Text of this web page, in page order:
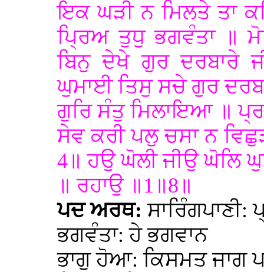
ਇਕ ਘੜੀ ਨ ਮਿਲਤੇ ਤਾ
ਪ੍ਰਿਅ ਤੁਧੁ ਭਗਵੰਤਾ ॥
ਬਿਨੁ ਦੇਖੇ ਗੁਰ ਦਰਬਾਰੇ
ਘੁਮਾਈ ਤਿਸੁ ਸਚੇ ਗੁਰ
ਗੁਰਿ ਸੰਤੁ ਮਿਲਾਇਆ ॥
ਸੇਵ ਕਰੀ ਪਲੁ ਚਸਾ ਨ
4॥ ਹਉ ਘੋਲੀ ਜੀਉ ਘੋਲਿ
॥ ਰਹਾਉ ॥1॥8॥
ਪਦ ਅਰਥ: ਸਾਰਿੰਗਪਾਣੀ:
ਭਗਵੰਤਾ: ਹੇ ਭਗਵਾਨ
ਭਾਗੁ ਹੋਆ: ਕਿਸਮਤ ਜਾਗ